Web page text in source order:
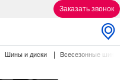
Заказать звонок
Шины и диски Всесезонные